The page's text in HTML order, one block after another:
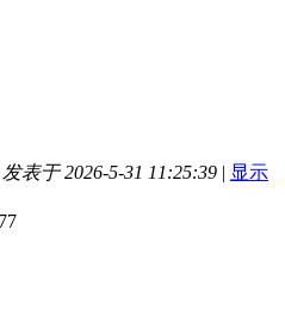
发表于 2026-5-31 11:25:39 | 显示